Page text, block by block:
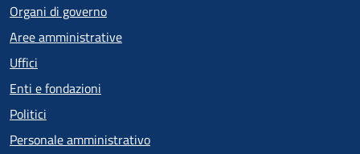
Organi di governo
Aree amministrative
Uffici
Enti e fondazioni
Politici
Personale amministrativo